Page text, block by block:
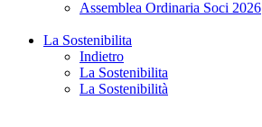
Assemblea Ordinaria Soci 2026
La Sostenibilita
Indietro
La Sostenibilita
La Sostenibilità